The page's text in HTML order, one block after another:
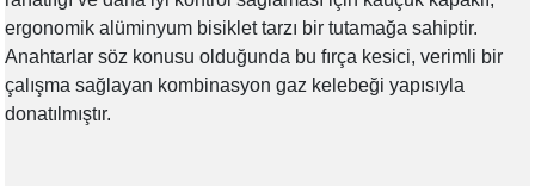
ergonomik alüminyum bisiklet tarzı bir tutamağa sahiptir.
Anahtarlar söz konusu olduğunda bu fırça kesici, verimli bir
çalışma sağlayan kombinasyon gaz kelebeği yapısıyla
donatılmıştır.